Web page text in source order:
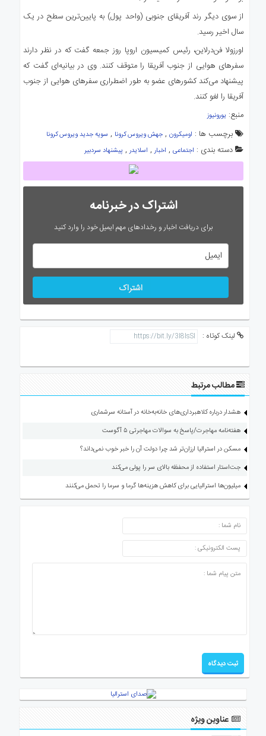
از سوی دیگر رند آفریقای جنوبی (واحد پول) به پایین‌ترین سطح در یک
سال اخیر رسید.
اورزولا فن‌درلاین، رئیس کمیسیون اروپا روز جمعه گفت که در نظر دارند
سفرهای هوایی از جنوب آفریقا را متوقف کنند. وی در بیانیه‌ای گفت که
پیشنهاد می‌کند کشورهای عضو به طور اضطراری سفرهای هوایی از جنوب
آفریقا را لغو کنند.
منبع: یورونیوز
برچسب ها : اومیکرون, جهش ویروس کرونا , سویه جدید ویروس کرونا
دسته بندی : اجتماعی, اخبار, اسلایدر, پیشنهاد سردبیر
اشتراک در خبرنامه
برای دریافت اخبار و رخدادهای مهم ایمیل خود را وارد کنید
اشتراک
لینک کوتاه :
مطالب مرتبط
هشدار درباره کلاهبرداری‌های خانه‌به‌خانه در آستانه سرشماری
هفته‌نامه مهاجرت/پاسخ به سوالات مهاجرتی ۵ آگوست
مسکن در استرالیا ارزان‌تر شد چرا دولت آن را خبر خوب نمی‌داند؟
جت‌استار استفاده از محفظه بالای سر را پولی می‌کند
میلیون‌ها استرالیایی برای کاهش هزینه‌ها گرما و سرما را تحمل می‌کنند
ارسال دیدگاه
عناوین ویژه